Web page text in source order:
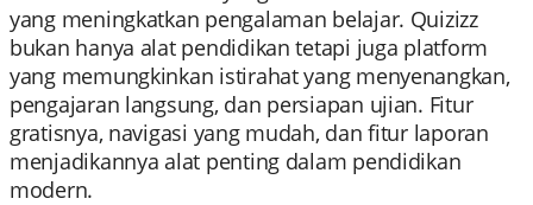
yang meningkatkan pengalaman belajar. Quizizz
bukan hanya alat pendidikan tetapi juga platform
yang memungkinkan istirahat yang menyenangkan,
pengajaran langsung, dan persiapan ujian. Fitur
gratisnya, navigasi yang mudah, dan fitur laporan
menjadikannya alat penting dalam pendidikan
modern.